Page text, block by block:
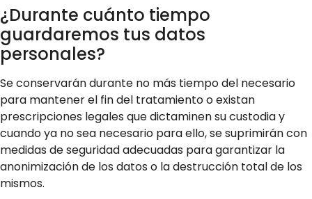
¿Durante cuánto tiempo
guardaremos tus datos
personales?
Se conservarán durante no más tiempo del necesario
para mantener el fin del tratamiento o existan
prescripciones legales que dictaminen su custodia y
cuando ya no sea necesario para ello, se suprimirán con
medidas de seguridad adecuadas para garantizar la
anonimización de los datos o la destrucción total de los
mismos.